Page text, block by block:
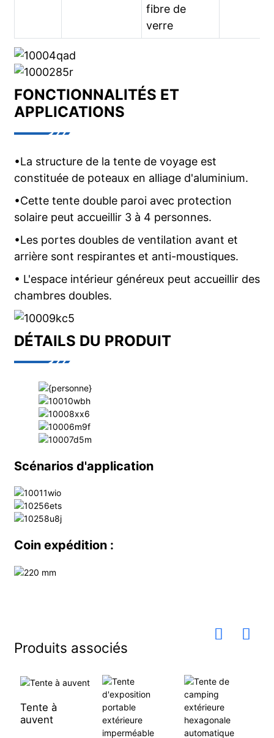
fibre de
verre
FONCTIONNALITÉS ET
APPLICATIONS
•La structure de la tente de voyage est
constituée de poteaux en alliage d'aluminium.
•Cette tente double paroi avec protection
solaire peut accueillir 3 à 4 personnes.
•Les portes doubles de ventilation avant et
arrière sont respirantes et anti-moustiques.
• L'espace intérieur généreux peut accueillir des
chambres doubles.
DÉTAILS DU PRODUIT
Scénarios d'application
Coin expédition :
Produits associés
Tente à
auvent